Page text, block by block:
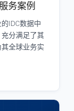
务案例
IDC数据中
分满足了其
全球业务实